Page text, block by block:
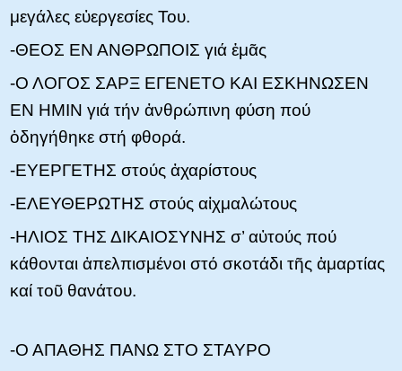
μεγάλες εὐεργεσίες Του.
-ΘΕΟΣ ΕΝ ΑΝΘΡΩΠΟΙΣ γιά ἐμᾶς
-Ο ΛΟΓΟΣ ΣΑΡΞ ΕΓΕΝΕΤΟ ΚΑΙ ΕΣΚΗΝΩΣΕΝ
ΕΝ ΗΜΙΝ γιά τήν ἀνθρώπινη φύση πού
ὁδηγήθηκε στή φθορά.
-ΕΥΕΡΓΕΤΗΣ στούς ἀχαρίστους
-ΕΛΕΥΘΕΡΩΤΗΣ στούς αἰχμαλώτους
-ΗΛΙΟΣ ΤΗΣ ΔΙΚΑΙΟΣΥΝΗΣ σ’ αὐτούς πού
κάθονται ἀπελπισμένοι στό σκοτάδι τῆς ἁμαρτίας
καί τοῦ θανάτου.
-Ο ΑΠΑΘΗΣ ΠΑΝΩ ΣΤΟ ΣΤΑΥΡΟ